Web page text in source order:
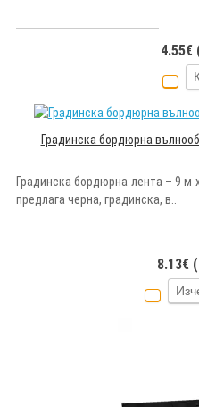
4.55€
Градинска бордюрна
Градинска бордюрна лента – 9 м
предлага черна, градинска, в..
8.13€